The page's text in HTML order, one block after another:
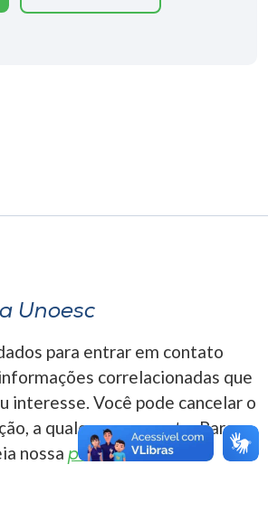
Unoesc
para entrar em contato
correlacionadas que
interesse. Você pode cancelar o
a qualquer momento. Para
nossa política de